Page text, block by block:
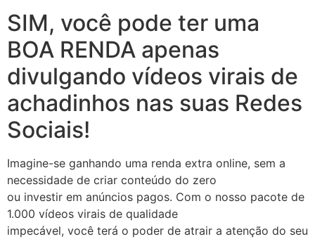
SIM, você pode ter uma
BOA RENDA apenas
divulgando vídeos virais de
achadinhos nas suas Redes
Sociais!
Imagine-se ganhando uma renda extra online, sem a
necessidade de criar conteúdo do zero
ou investir em anúncios pagos. Com o nosso pacote de
1.000 vídeos virais de qualidade
impecável, você terá o poder de atrair a atenção do seu